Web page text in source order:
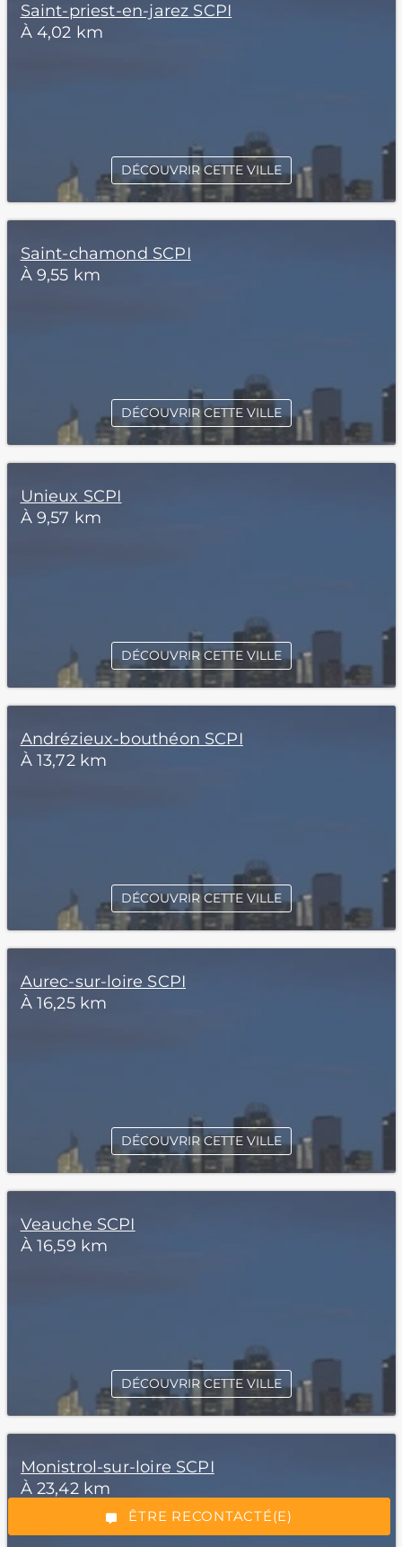
*Champs obligatoires
“Excellent”, 165 avis
ÊTRE RECONTACTÉ(E)
Saint-priest-en-jarez SCPI
À 4,02 km
DÉCOUVRIR CETTE VILLE
Saint-chamond SCPI
À 9,55 km
DÉCOUVRIR CETTE VILLE
Unieux SCPI
À 9,57 km
DÉCOUVRIR CETTE VILLE
Andrézieux-bouthéon SCPI
À 13,72 km
DÉCOUVRIR CETTE VILLE
Aurec-sur-loire SCPI
À 16,25 km
DÉCOUVRIR CETTE VILLE
Veauche SCPI
À 16,59 km
DÉCOUVRIR CETTE VILLE
Monistrol-sur-loire SCPI
À 23,42 km